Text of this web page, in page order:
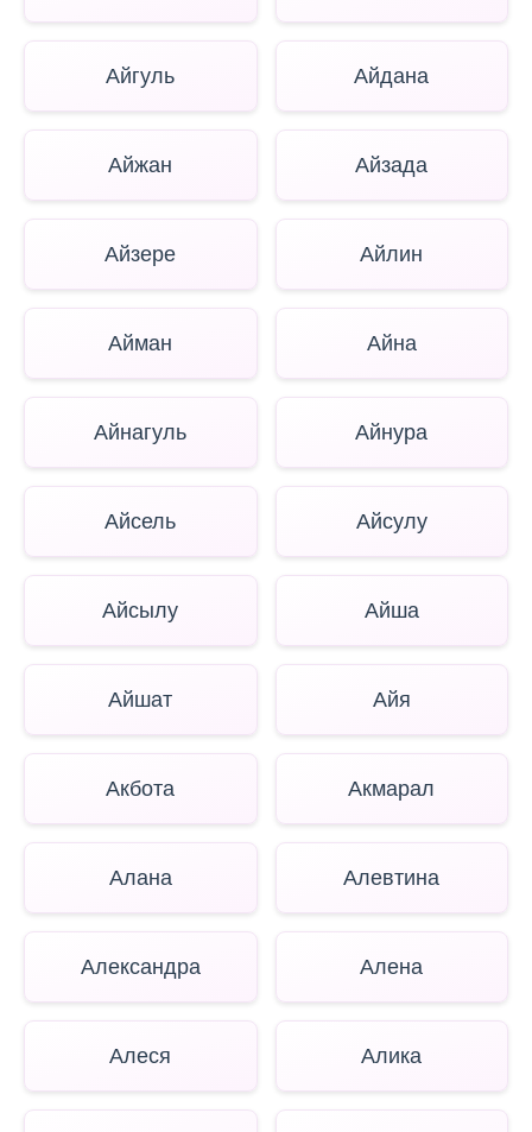
Айгуль Айдана
Айжан Айзада
Айзере Айлин
Айман Айна
Айнагуль Айнура
Айсель Айсулу
Айсылу Айша
Айшат Айя
Акбота Акмарал
Алана Алевтина
Александра Алена
Алеся Алика